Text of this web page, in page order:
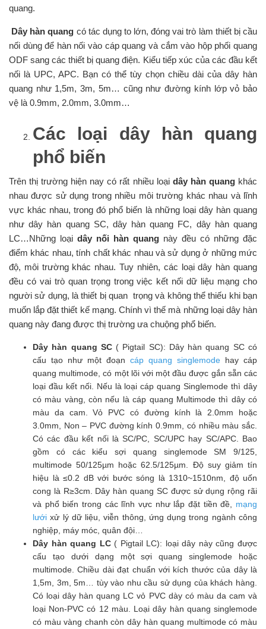
quang.
Dây hàn quang có tác dụng to lớn, đóng vai trò làm thiết bị cầu
nối dùng để hàn nối vào cáp quang và cắm vào hộp phối quang
ODF sang các thiết bị quang điện. Kiểu tiếp xúc của các đầu kết
nối là UPC, APC. Bạn có thể tùy chọn chiều dài của dây hàn
quang như 1,5m, 3m, 5m… cũng như đường kính lớp vỏ bảo
vệ là 0.9mm, 2.0mm, 3.0mm…
Các loại dây hàn quang
phổ biến
Trên thị trường hiện nay có rất nhiều loại dây hàn quangkhác
nhau được sử dụng trong nhiều môi trường khác nhau và lĩnh
vực khác nhau, trong đó phổ biến là những loại dây hàn quang
như dây hàn quang SC, dây hàn quang FC, dây hàn quang
LC…Những loại dây nối hàn quang này đều có những đặc
điểm khác nhau, tính chất khác nhau và sử dụng ở những mức
độ, môi trường khác nhau. Tuy nhiên, các loại dây hàn quang
đều có vai trò quan trọng trong việc kết nối dữ liệu mạng cho
người sử dụng, là thiết bị quan trọng và không thể thiếu khi bạn
muốn lắp đặt thiết kế mạng. Chính vì thế mà những loại dây hàn
quang này đang được thị trường ưa chuộng phổ biến.
Dây hàn quang SC( Pigtail SC): Dây hàn quang SC có
cấu tạo như một đoạn cáp quang singlemode hay cáp
quang multimode, có một lõi với một đầu được gắn sẵn các
loại đầu kết nối. Nếu là loại cáp quang Singlemode thì dây
có màu vàng, còn nếu là cáp quang Multimode thì dây có
màu da cam. Vỏ PVC có đường kính là 2.0mm hoặc
3.0mm, Non – PVC đường kính 0.9mm, có nhiều màu sắc.
Có các đầu kết nối là SC/PC, SC/UPC hay SC/APC. Bao
gồm có các kiểu sợi quang singlemode SM 9/125,
multimode 50/125µm hoặc 62.5/125µm. Độ suy giảm tín
hiệu là ≤0.2 dB với bước sóng là 1310~1510nm, độ uốn
cong là R≥3cm. Dây hàn quang SC được sử dụng rộng rãi
và phổ biến trong các lĩnh vực như lắp đặt tiền đề, mạng
lưới xử lý dữ liệu, viễn thông, ứng dụng trong ngành công
nghiệp, máy móc, quân đội…
Dây hàn quang LC( Pigtail LC): loại dây này cũng được
cấu tạo dưới dạng một sợi quang singlemode hoặc
multimode. Chiều dài đạt chuẩn với kích thước của dây là
1,5m, 3m, 5m… tùy vào nhu cầu sử dụng của khách hàng.
Có loại dây hàn quang LC vỏ PVC dày có màu da cam và
loại Non-PVC có 12 màu. Loại dây hàn quang singlemode
có màu vàng chanh còn dây hàn quang multimode có màu